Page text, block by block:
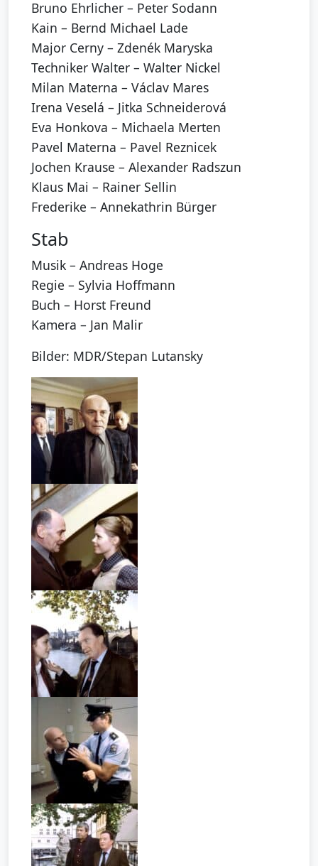
Bruno Ehrlicher – Peter Sodann
Kain – Bernd Michael Lade
Major Cerny – Zdenék Maryska
Techniker Walter – Walter Nickel
Milan Materna – Václav Mares
Irena Veselá – Jitka Schneiderová
Eva Honkova – Michaela Merten
Pavel Materna – Pavel Reznicek
Jochen Krause – Alexander Radszun
Klaus Mai – Rainer Sellin
Frederike – Annekathrin Bürger
Stab
Musik – Andreas Hoge
Regie – Sylvia Hoffmann
Buch – Horst Freund
Kamera – Jan Malir
Bilder: MDR/Stepan Lutansky